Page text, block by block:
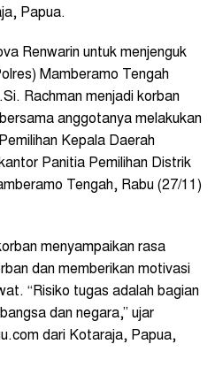
Papua.
Renwarin untuk menjenguk
Mamberamo Tengah
Rachman menjadi korban
anggotanya melakukan
Kepala Daerah
Panitia Pemilihan Distrik
Tengah, Rabu (27/11)
menyampaikan rasa
dan memberikan motivasi
“Risiko tugas adalah bagian
dan negara,” ujar
dari Kotaraja, Papua,